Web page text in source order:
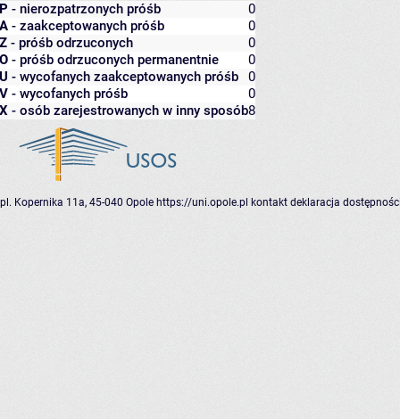
P - nierozpatrzonych próśb
0
A - zaakceptowanych próśb
0
Z - próśb odrzuconych
0
O - próśb odrzuconych permanentnie
0
U - wycofanych zaakceptowanych próśb
0
V - wycofanych próśb
0
X - osób zarejestrowanych w inny sposób8
pl. Kopernika 11a, 45-040 Opole https://uni.opole.pl kontakt deklaracja